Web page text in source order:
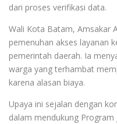
dari proses verifikasi data.
Wali Kota Batam, Amsakar
pemenuhan akses layanan
pemerintah daerah. Ia
warga yang terhambat
karena alasan biaya.
Upaya ini sejalan dengan
dalam mendukung Program